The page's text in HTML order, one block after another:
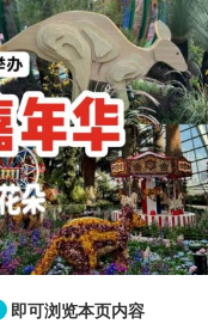
即可浏览本页内容